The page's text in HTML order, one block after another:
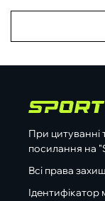
При цитуванні
посилання на
Всі права
Ідентифікатор